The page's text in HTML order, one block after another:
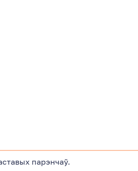
парэнчаў.